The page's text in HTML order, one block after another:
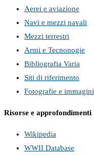
Aerei e aviazione
Navi e mezzi navali
Mezzi terrestri
Armi e Tecnonogie
Bibliografia Varia
Siti di riferimento
Fotografie e immagini
Risorse e approfondimenti
Wikipedia
WWII Database